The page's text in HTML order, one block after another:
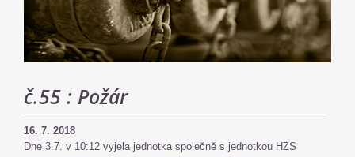
č.55 : Požár
16. 7. 2018
Dne 3.7. v 10:12 vyjela jednotka společně s jednotkou HZS